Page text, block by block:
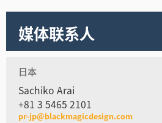
媒体联系人
日本
Sachiko Arai
+81 3 5465 2101
pr-jp@blackmagicdesign.com